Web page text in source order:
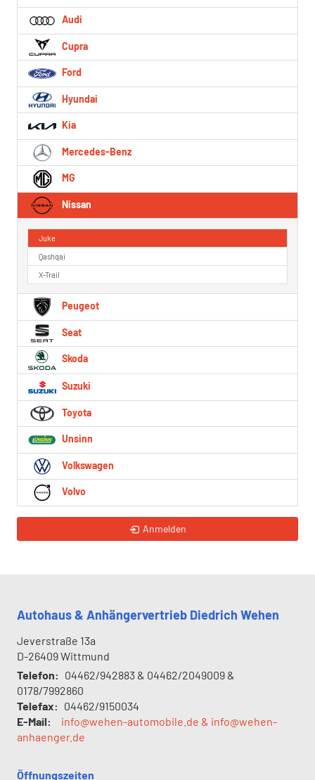
Audi
Cupra
Ford
Hyundai
Kia
Mercedes-Benz
MG
Nissan
Juke
Qashqai
X-Trail
Peugeot
Seat
Skoda
Suzuki
Toyota
Unsinn
Volkswagen
Volvo
Anmelden
Autohaus & Anhängervertrieb Diedrich Wehen
Jeverstraße 13a
D-26409Wittmund
Telefon: 04462/942883 & 04462/2049009 &
0178/7992860
Telefax: 04462/9150034
E-Mail:
info@wehen-automobile.de & info@wehen-
anhaenger.de
Öffnungszeiten